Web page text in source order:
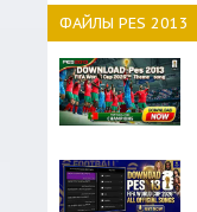
ФАЙЛЫ PES 2013